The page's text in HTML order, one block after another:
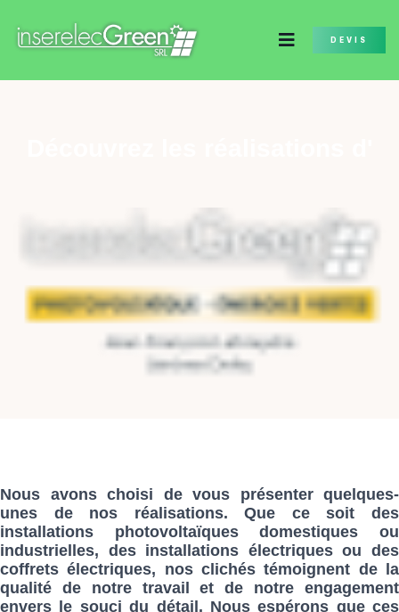
DEVIS
Nous avons choisi de vous présenter quelques-
unes de nos réalisations. Que ce soit des
installations photovoltaïques domestiques ou
industrielles, des installations électriques ou des
coffrets électriques, nos clichés témoignent de la
qualité de notre travail et de notre engagement
envers le souci du détail. Nous espérons que ces